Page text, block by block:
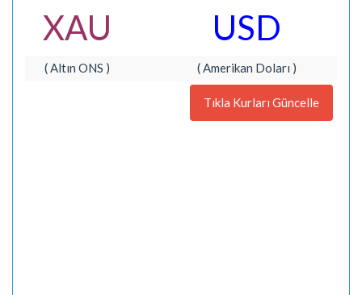
XAU
USD
( Altın ONS ) ( Amerikan Doları )
Tıkla Kurları Güncelle